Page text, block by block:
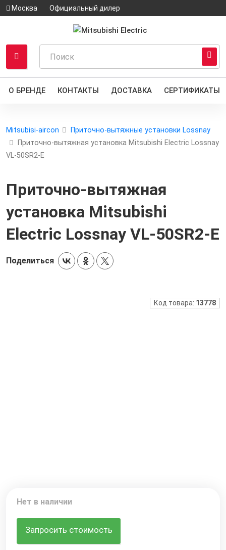
Москва Официальный дилер
О БРЕНДЕ КОНТАКТЫ ДОСТАВКА СЕРТИФИКАТЫ
Mitsubisi-aircon
Приточно-вытяжные установки Lossnay
Приточно-вытяжная установка Mitsubishi Electric Lossnay
VL-50SR2-E
Приточно-вытяжная
установка Mitsubishi
Electric Lossnay VL-50SR2-E
Поделиться
Код товара: 13778
Нет в наличии
Запросить стоимость